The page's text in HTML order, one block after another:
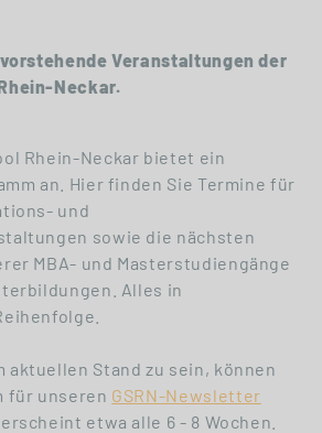
Veranstaltungen der
Neckar.
Rhein-Neckar bietet ein
an. Hier finden Sie Termine für
und
sowie die nächsten
MBA- und Masterstudiengänge
Alles in
aktuellen Stand zu sein, können
für unseren GSRN-Newsletter
etwa alle 6 - 8 Wochen.